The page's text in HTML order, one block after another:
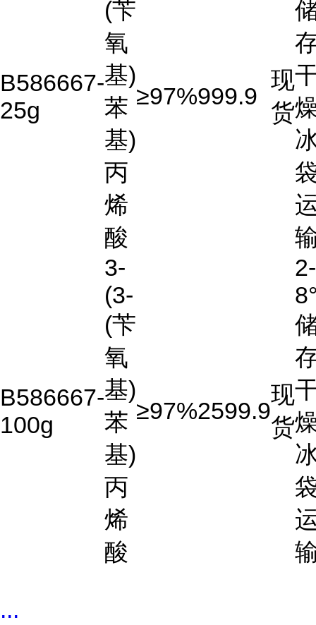
B586667-
25g
(苄
氧
基)
苯
基)
丙
烯
酸
≥97%999.9
现
货
B586667-
100g
3-
(3-
(苄
氧
基)
苯
基)
丙
烯
酸
≥97%2599.9
现
货
2-
...